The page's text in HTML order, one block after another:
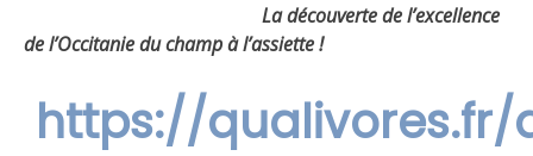
La découverte de l’excellence
de l’Occitanie du champ à l’assiette !
https://qualivores.fr/